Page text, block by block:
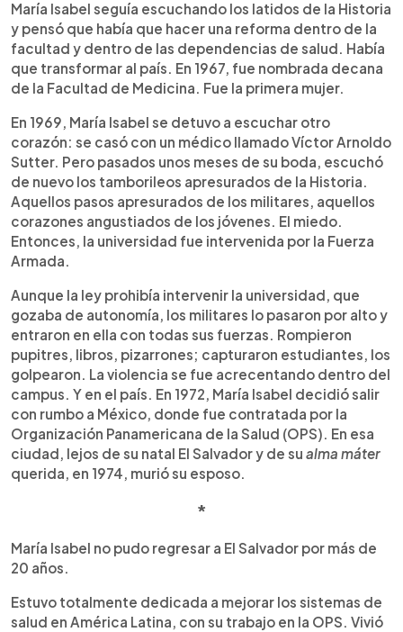
María Isabel seguía escuchando los latidos de la Historia
y pensó que había que hacer una reforma dentro de la
facultad y dentro de las dependencias de salud. Había
que transformar al país. En 1967, fue nombrada decana
de la Facultad de Medicina. Fue la primera mujer.
En 1969, María Isabel se detuvo a escuchar otro
corazón: se casó con un médico llamado Víctor Arnoldo
Sutter. Pero pasados unos meses de su boda, escuchó
de nuevo los tamborileos apresurados de la Historia.
Aquellos pasos apresurados de los militares, aquellos
corazones angustiados de los jóvenes. El miedo.
Entonces, la universidad fue intervenida por la Fuerza
Armada.
Aunque la ley prohibía intervenir la universidad, que
gozaba de autonomía, los militares lo pasaron por alto y
entraron en ella con todas sus fuerzas. Rompieron
pupitres, libros, pizarrones; capturaron estudiantes, los
golpearon. La violencia se fue acrecentando dentro del
campus. Y en el país. En 1972, María Isabel decidió salir
con rumbo a México, donde fue contratada por la
Organización Panamericana de la Salud (OPS). En esa
ciudad, lejos de su natal El Salvador y de su alma máter
querida, en 1974, murió su esposo.
*
María Isabel no pudo regresar a El Salvador por más de
20 años.
Estuvo totalmente dedicada a mejorar los sistemas de
salud en América Latina, con su trabajo en la OPS. Vivió